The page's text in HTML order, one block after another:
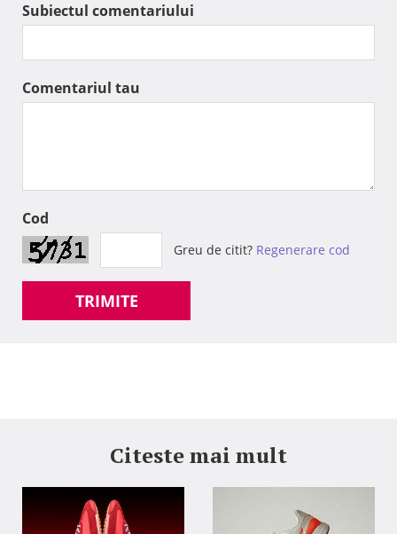
Subiectul comentariului
Comentariul tau
Cod
Greu de citit? Regenerare cod
TRIMITE
Citeste mai mult